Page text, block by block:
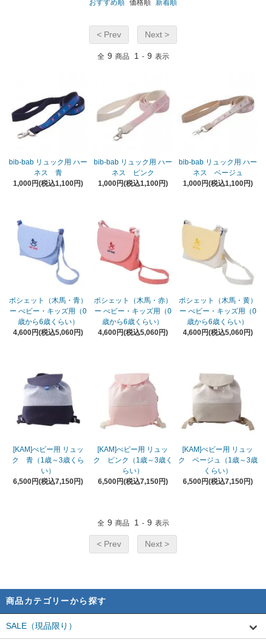
おすすめ順 価格順 新着順
< Prev Next >
全 9 商品 1 - 9 表示
bib-bab リュック用 ハー
ネス 青
1,000円(税込1,100円)
bib-bab リュック用 ハー
ネス ピンク
1,000円(税込1,100円)
bib-bab リュック用 ハー
ネス ベージュ
1,000円(税込1,100円)
ポシェット（木馬・青）
ー べビー・キッズ用（0
歳から6歳くらい）
4,600円(税込5,060円)
ポシェット（木馬・赤）
ー べビー・キッズ用（0
歳から6歳くらい）
4,600円(税込5,060円)
ポシェット（木馬・黄）
ー べビー・キッズ用（0
歳から6歳くらい）
4,600円(税込5,060円)
[KAM]べビー用 リュッ
ク 青（1歳～3歳くら
い）
6,500円(税込7,150円)
[KAM]べビー用 リュッ
ク ピンク（1歳～3歳く
らい）
6,500円(税込7,150円)
[KAM]べビー用 リュッ
ク ベージュ（1歳～3歳
くらい）
6,500円(税込7,150円)
全 9 商品 1 - 9 表示
< Prev Next >
商品カテゴリーから探す
SALE（現品限り）